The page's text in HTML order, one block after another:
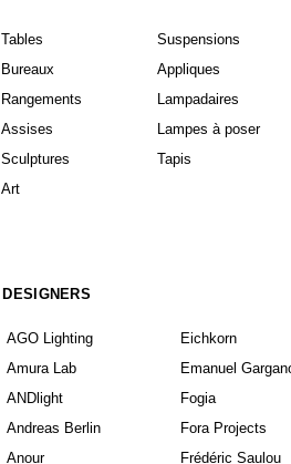
Tables
Bureaux
Rangements
Assises
Sculptures
Art
Suspensions
Appliques
Lampadaires
Lampes à poser
Tapis
DESIGNERS
AGO Lighting
Amura Lab
ANDlight
Andreas Berlin
Anour
Eichkorn
Emanuel
Fogia
Fora Projects
Frédéric Saulou